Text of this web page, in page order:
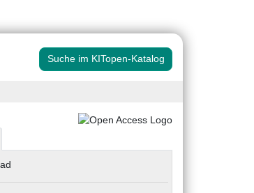
Suche im KITopen-Katalog